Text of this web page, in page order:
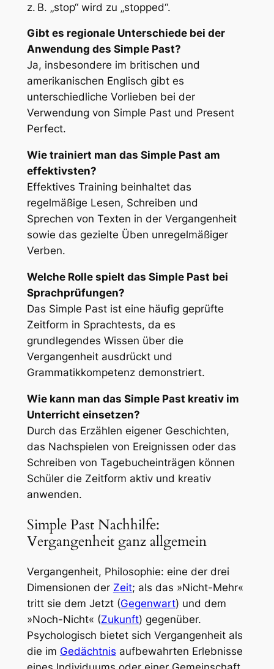
z. B. „stop“ wird zu „stopped“.
Gibt es regionale Unterschiede bei der
Anwendung des Simple Past?
Ja, insbesondere im britischen und
amerikanischen Englisch gibt es
unterschiedliche Vorlieben bei der
Verwendung von Simple Past und Present
Perfect.
Wie trainiert man das Simple Past am
effektivsten?
Effektives Training beinhaltet das
regelmäßige Lesen, Schreiben und
Sprechen von Texten in der Vergangenheit
sowie das gezielte Üben unregelmäßiger
Verben.
Welche Rolle spielt das Simple Past bei
Sprachprüfungen?
Das Simple Past ist eine häufig geprüfte
Zeitform in Sprachtests, da es
grundlegendes Wissen über die
Vergangenheit ausdrückt und
Grammatikkompetenz demonstriert.
Wie kann man das Simple Past kreativ im
Unterricht einsetzen?
Durch das Erzählen eigener Geschichten,
das Nachspielen von Ereignissen oder das
Schreiben von Tagebucheinträgen können
Schüler die Zeitform aktiv und kreativ
anwenden.
Simple Past Nachhilfe:
Vergangenheit ganz allgemein
Vergangenheit, Philosophie: eine der drei
Dimensionen der Zeit; als das »Nicht-Mehr«
tritt sie dem Jetzt (Gegenwart) und dem
»Noch-Nicht« (Zukunft) gegenüber.
Psychologisch bietet sich Vergangenheit als
die im Gedächtnis aufbewahrten Erlebnisse